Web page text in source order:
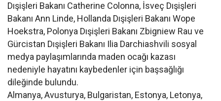
Dışişleri Bakanı Catherine Colonna, İsveç Dışişleri
Bakanı Ann Linde, Hollanda Dışişleri Bakanı Wope
Hoekstra, Polonya Dışişleri Bakanı Zbigniew Rau ve
Gürcistan Dışişleri Bakanı Ilia Darchiashvili sosyal
medya paylaşımlarında maden ocağı kazası
nedeniyle hayatını kaybedenler için başsağlığı
dileğinde bulundu.
Almanya, Avusturya, Bulgaristan, Estonya, Letonya,